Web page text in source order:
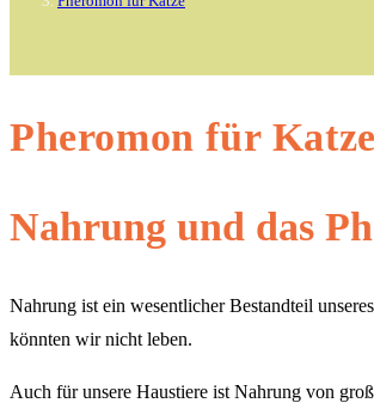
Pheromon für Katze
Nahrung und das
Nahrung ist ein wesentlicher Bestandteil
könnten wir nicht leben.
Auch für unsere Haustiere ist Nahrung von